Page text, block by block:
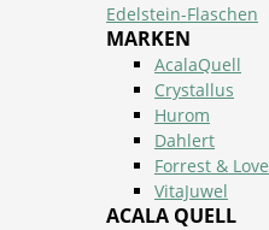
Edelstein-Flaschen
MARKEN
AcalaQuell
Crystallus
Hurom
Dahlert
Forrest & Love
VitaJuwel
ACALA QUELL